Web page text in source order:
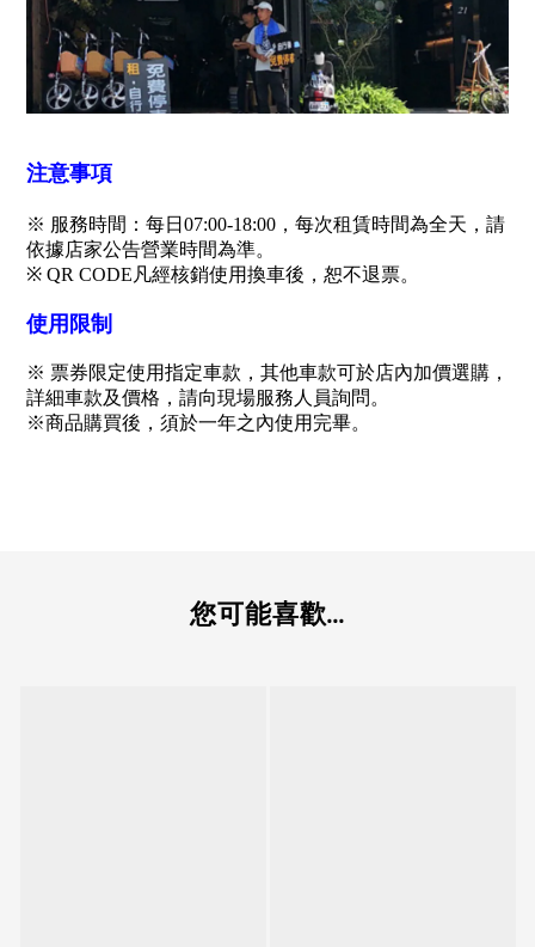
注意事項
※ 服務時間：每日07:00-18:00，每次租賃時間為全天，請
依據店家公告營業時間為準。
※ QR CODE凡經核銷使用換車後，恕不退票。
使用限制
※ 票券限定使用指定車款，其他車款可於店內加價選購，
詳細車款及價格，請向現場服務人員詢問。
※商品購買後，須於一年之內使用完畢。
您可能喜歡...